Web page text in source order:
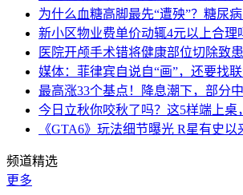
为什么血糖高脚最先“遭殃”？糖尿
新小区物业费单价动辄4元以上合理
医院开颅手术错将健康部位切除致
媒体：菲律宾自说自“画”，还要找
最高涨33个基点！降息潮下，部分
今日立秋你咬秋了吗？这5样端上桌
《GTA6》玩法细节曝光 R星有史以
频道精选
更多